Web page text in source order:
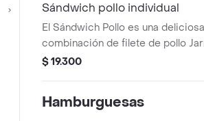
Sándwich pollo individual
El Sándwich Pollo es una deliciosa
combinación de filete de pollo
asado o apanado, pan, queso, crujiente
Smoky (Cordon). Con cada bocado,
$ 19.300
Hamburguesas